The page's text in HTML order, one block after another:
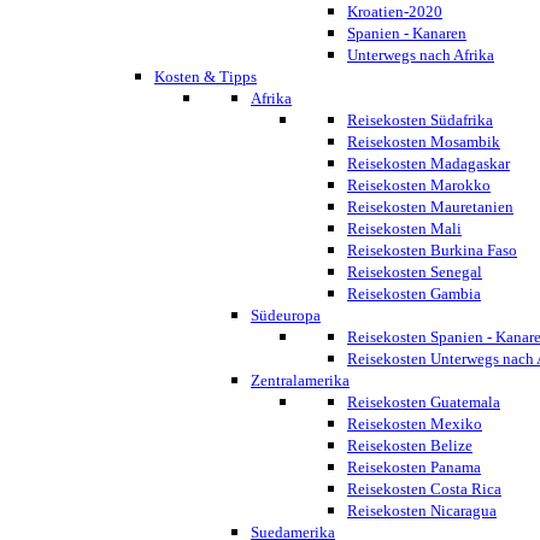
Kroatien-2020
Spanien - Kanaren
Unterwegs nach Afrika
Kosten & Tipps
Afrika
Reisekosten Südafrika
Reisekosten Mosambik
Reisekosten Madagaskar
Reisekosten Marokko
Reisekosten Mauretanien
Reisekosten Mali
Reisekosten Burkina Faso
Reisekosten Senegal
Reisekosten Gambia
Südeuropa
Reisekosten Spanien -
Reisekosten Unterwegs nach
Zentralamerika
Reisekosten Guatemala
Reisekosten Mexiko
Reisekosten Belize
Reisekosten Panama
Reisekosten Costa Rica
Reisekosten Nicaragua
Suedamerika